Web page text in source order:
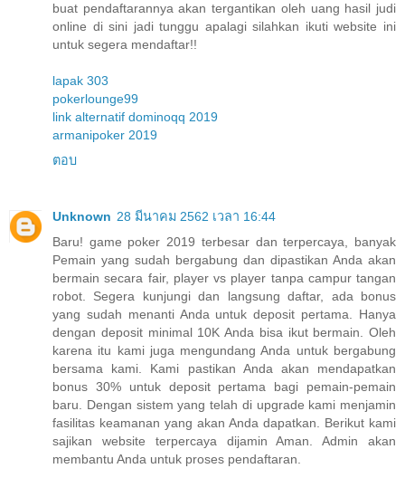
buat pendaftarannya akan tergantikan oleh uang hasil judi
online di sini jadi tunggu apalagi silahkan ikuti website ini
untuk segera mendaftar!!
lapak 303
pokerlounge99
link alternatif dominoqq 2019
armanipoker 2019
ตอบ
Unknown 28 มีนาคม 2562 เวลา 16:44
Baru! game poker 2019 terbesar dan terpercaya, banyak
Pemain yang sudah bergabung dan dipastikan Anda akan
bermain secara fair, player vs player tanpa campur tangan
robot. Segera kunjungi dan langsung daftar, ada bonus
yang sudah menanti Anda untuk deposit pertama. Hanya
dengan deposit minimal 10K Anda bisa ikut bermain. Oleh
karena itu kami juga mengundang Anda untuk bergabung
bersama kami. Kami pastikan Anda akan mendapatkan
bonus 30% untuk deposit pertama bagi pemain-pemain
baru. Dengan sistem yang telah di upgrade kami menjamin
fasilitas keamanan yang akan Anda dapatkan. Berikut kami
sajikan website terpercaya dijamin Aman. Admin akan
membantu Anda untuk proses pendaftaran.